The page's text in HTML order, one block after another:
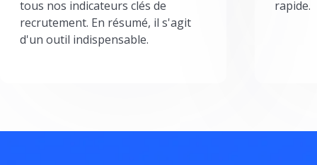
tous nos indicateurs clés de
recrutement. En résumé, il s'agit
d'un outil indispensable.
rapide.